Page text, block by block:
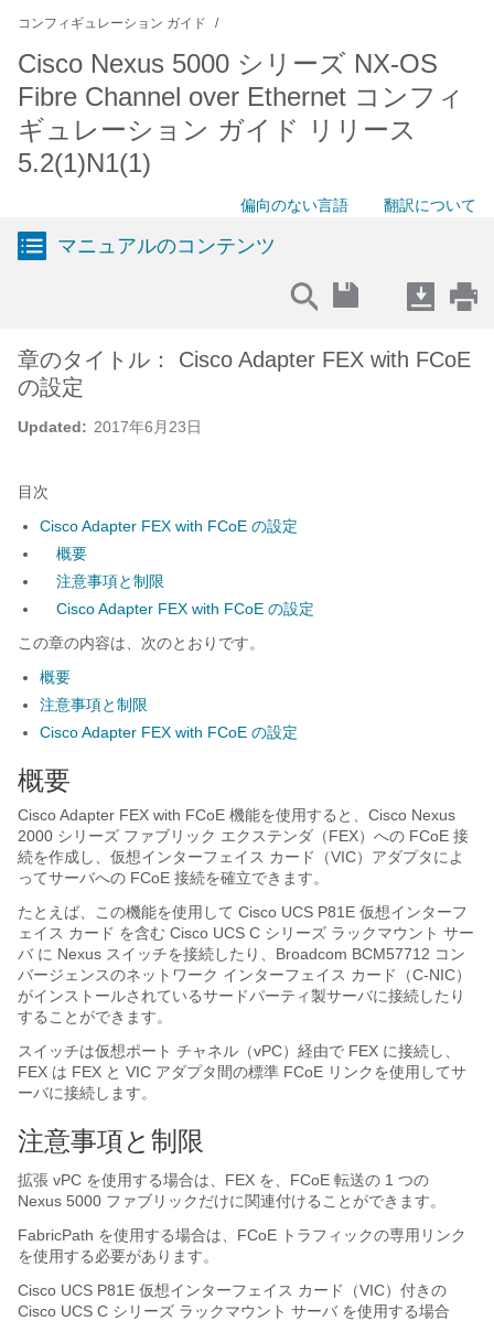
コンフィギュレーション ガイド
Cisco Nexus 5000 シリーズ NX-OS
Fibre Channel over Ethernet コンフィ
ギュレーション ガイド リリース
5.2(1)N1(1)
偏向のない言語 翻訳について
マニュアルのコンテンツ
Updated: 2017年6月23日
章のタイトル： Cisco Adapter FEX with FCoE
の設定
目次
Cisco Adapter FEX with FCoE の設定
概要
注意事項と制限
Cisco Adapter FEX with FCoE の設定
この章の内容は、次のとおりです。
概要
注意事項と制限
Cisco Adapter FEX with FCoE の設定
概要
Cisco Adapter FEX with FCoE 機能を使用すると、 Cisco Nexus
2000 シリーズ ファブリック エクステンダ （FEX）への FCoE 接
続を作成し、仮想インターフェイス カード（VIC）アダプタによ
ってサーバへの FCoE 接続を確立できます。
たとえば、この機能を使用して Cisco UCS P81E 仮想インターフ
ェイス カード を含む Cisco UCS C シリーズ ラックマウント サー
バに Nexus スイッチを接続したり、Broadcom BCM57712 コン
バージェンスのネットワーク インターフェイス カード（C-NIC）
がインストールされているサードパーティ製サーバに接続したり
することができます。
スイッチは仮想ポート チャネル（vPC）経由で FEX に接続し、
FEX は FEX と VIC アダプタ間の標準 FCoE リンクを使用してサ
ーバに接続します。
注意事項と制限
拡張 vPC を使用する場合は、FEX を、FCoE 転送の 1 つの
Nexus 5000 ファブリックだけに関連付けることができます。
FabricPath を使用する場合は、FCoE トラフィックの専用リンク
を使用する必要があります。
Cisco UCS P81E 仮想インターフェイス カード
（VIC）付きの
Cisco UCS C シリーズ ラックマウント サーバを使用する場合